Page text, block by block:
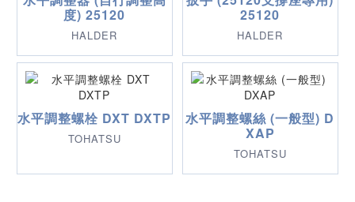
度) 25120
HALDER
25120
HALDER
水平調整螺栓 DXT DXTP
TOHATSU
水平調整螺絲 (一般型) D
XAP
TOHATSU